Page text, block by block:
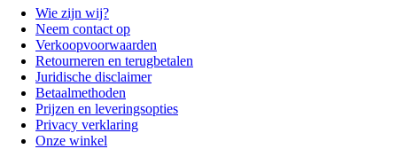
Wie zijn wij?
Neem contact op
Verkoopvoorwaarden
Retourneren en terugbetalen
Juridische disclaimer
Betaalmethoden
Prijzen en leveringsopties
Privacy verklaring
Onze winkel